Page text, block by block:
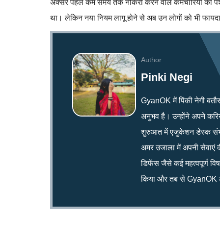
अक्सर पहले कम समय तक नौकरी करने वाले कर्मचारियों को
था। लेकिन नया नियम लागू होने से अब उन लोगों को भी
Author
Pinki Negi
GyanOK में पिंकी नेगी
अनुभव है। उन्होंने अपने
शुरुआत में एजुकेशन डेस्क
अमर उजाला में अपनी
डिफेंस जैसे कई महत्वपूर्ण
किया और तब से GyanOK